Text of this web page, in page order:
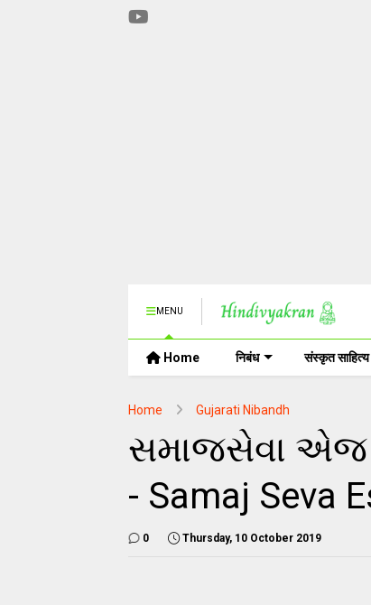
MENU
Home निबंध संस्कृत साहित्य
Home Gujarati Nibandh
સમાજસેવા એજ
- Samaj Seva
0 Thursday, 10 October 2019